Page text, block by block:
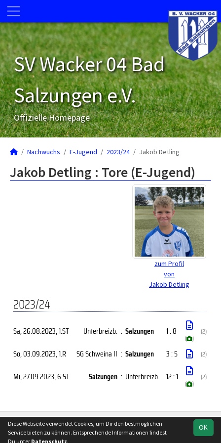
SV Wacker 04 Bad
Salzungen e.V.
Offizielle Homepage
Nachwuchs E-Jugend 2023/24 Jakob Detling
Jakob Detling : Tore (E-Jugend)
zum Profil
von
Jakob Detling
2023/24
Sa, 26.08.2023, 1.ST Unterbreizb. : Salzungen 1 : 8
( )
(2)
So, 03.09.2023, 1.R SG Schweina II : Salzungen 3 : 5 (2)
Mi, 27.09.2023, 6.ST Salzungen : Unterbreizb. 12 : 1
( )
(2)
soccero.de
OK
Diese Webseite verwendet Cookies, um Dir den bestmöglichen
Service bieten zu können. Entsprechende Informationen findest
Du unter Datenschutz.